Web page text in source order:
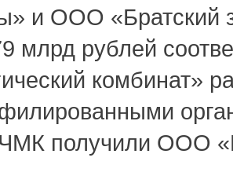
и ООО «Братский
млрд рублей
комбинат»
получили ООО